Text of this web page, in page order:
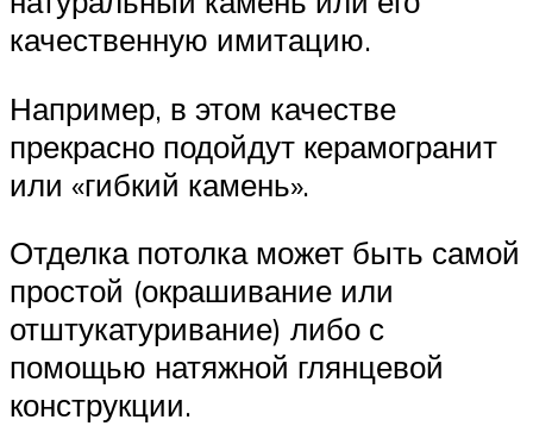
качественную имитацию.
Например, в этом качестве
прекрасно подойдут керамогранит
или «гибкий камень».
Отделка потолка может быть самой
простой (окрашивание или
отштукатуривание) либо с
помощью натяжной глянцевой
конструкции.